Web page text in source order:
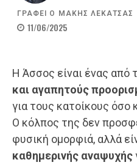
ΓΡΑΦΕΙ Ο ΜΑΚΗΣ ΛΕΚΑΤΣΑΣ
11/06/2025
Η Άσσος είναι ένας από
και αγαπητούς
για τους κατοίκους όσο
Ο κόλπος της δεν
φυσική ομορφιά, αλλά
καθημερινής αναψυχής